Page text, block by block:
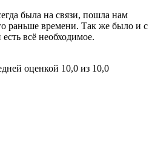
была на связи, пошла нам
раньше времени. Так же было и с
всё необходимое.
оценкой 10,0 из 10,0